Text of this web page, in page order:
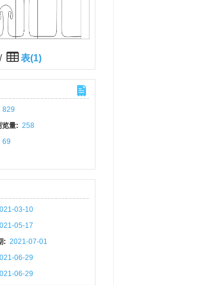
/ 表(1)
829
览量: 258
69
03-10
05-17
: 2021-07-01
06-29
06-29